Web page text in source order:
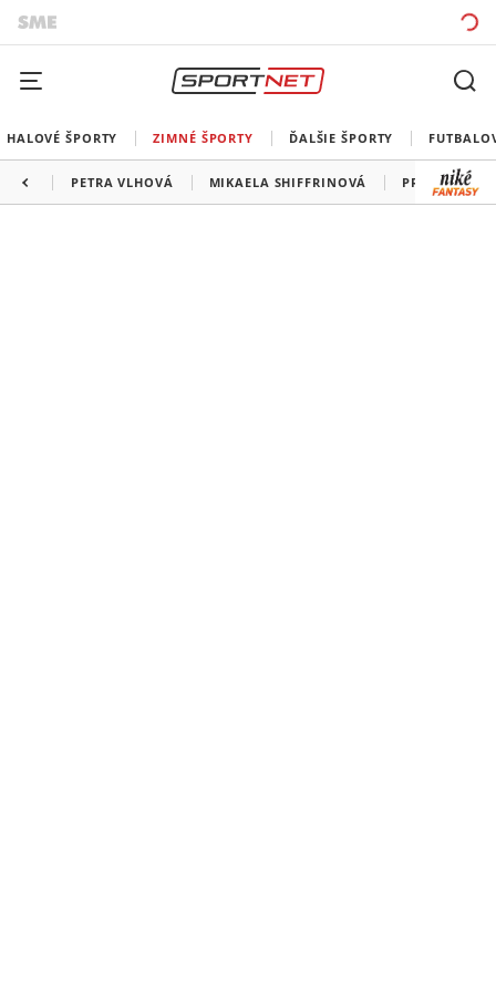
HALOVÉ ŠPORTY ZIMNÉ ŠPORTY ĎALŠIE ŠPORTY
PETRA VLHOVÁ MIKAELA SHIFFRINOVÁ PROGRAM SP